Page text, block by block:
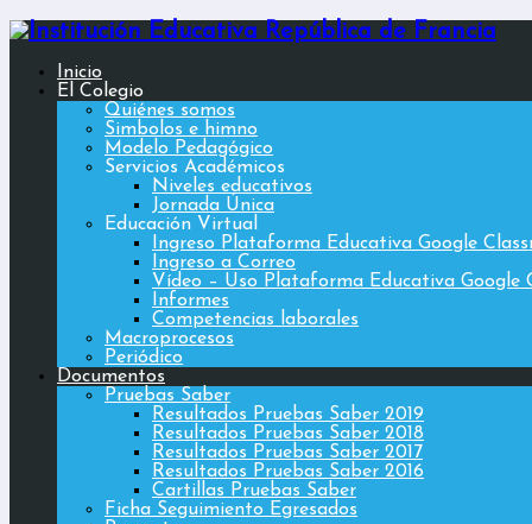
Inicio
El Colegio
Quiénes somos
Simbolos e himno
Modelo Pedagógico
Servicios Académicos
Niveles educativos
Jornada Única
Educación Virtual
Ingreso Plataforma Educativa Google
Ingreso a Correo
Vídeo – Uso Plataforma Educativa Google
Informes
Competencias laborales
Macroprocesos
Periódico
Documentos
Pruebas Saber
Resultados Pruebas Saber 2019
Resultados Pruebas Saber 2018
Resultados Pruebas Saber 2017
Resultados Pruebas Saber 2016
Cartillas Pruebas Saber
Ficha Seguimiento Egresados